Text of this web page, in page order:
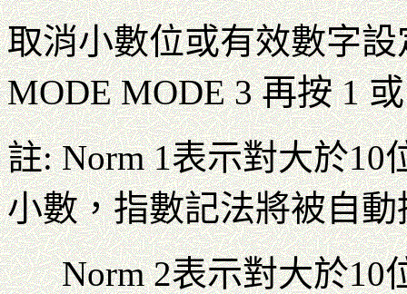
取消小數位或有效數字
MODE MODE 3 再按 1
註: Norm 1表示對大於10
小數，指數記法將被自動
Norm 2表示對大於10